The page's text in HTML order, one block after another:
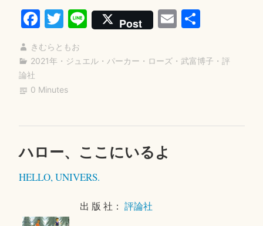
ス
ト・
ー
Fa
ce
bo
T
wi
tte
Li
ne
Post E
ail
共
きむらともお
2021年 ・ ジュエル・パーカー・ローズ・ 武富博子 ・ 評
論社
0 Minutes
ハロー、ここにいるよ
HELLO, UNIVERS.
出 版 社：評論社
2
2
4